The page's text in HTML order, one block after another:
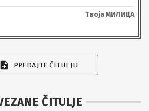
Твоја МИЛИЦА
PREDAJTE ČITULJU
ČITULJE